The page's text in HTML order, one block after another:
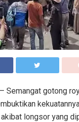
Semangat gotong
longsor yang